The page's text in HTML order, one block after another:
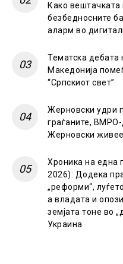
Како вештачката
безбедносните
аларм во
Тематска
Македонија
“Српскиот свет”
Жерновски удри
граѓаните,
Жерновски
Хроника на една
2026): Додека
„реформи“,
а владата и
земјата тоне во
Украина